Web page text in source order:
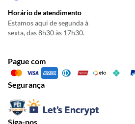
Horário de atendimento
Estamos aqui de segunda à
sexta, das 8h30 às 17h30.
Pague com
Segurança
Siga-nos